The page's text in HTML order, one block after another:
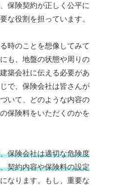
保険契約が正しく公平に
な役割を担っています。
時のことを想像してみて
も、地盤の状態や周りの
築会社に伝える必要があ
で、保険会社は皆さんが
いて、どのような内容の
保険料をいただくのかを
保険会社は適切な危険度
契約内容や保険料の設定
になります。もし、重要な